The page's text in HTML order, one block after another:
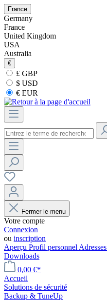
France
Germany
France
United Kingdom
USA
Australia
€
£ GBP
$ USD
€ EUR
Fermer le menu
Votre compte
Connexion
ou inscription
Aperçu Profil personnel Adresses
Downloads
0,00 €*
Accueil
Solutions de sécurité
Backup & TuneUp